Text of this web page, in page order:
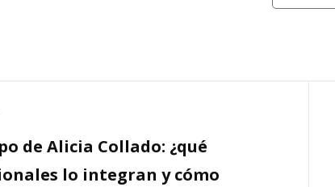
de Alicia Collado: ¿qué
lo integran y cómo